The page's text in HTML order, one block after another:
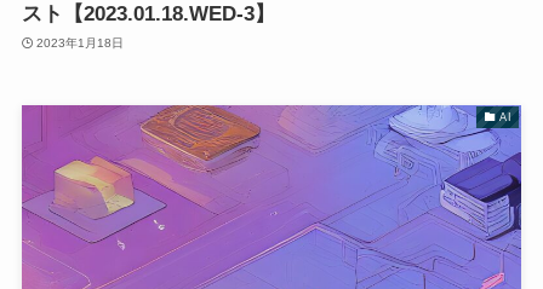
スト【2023.01.18.WED-3】
2023年1月18日
AI